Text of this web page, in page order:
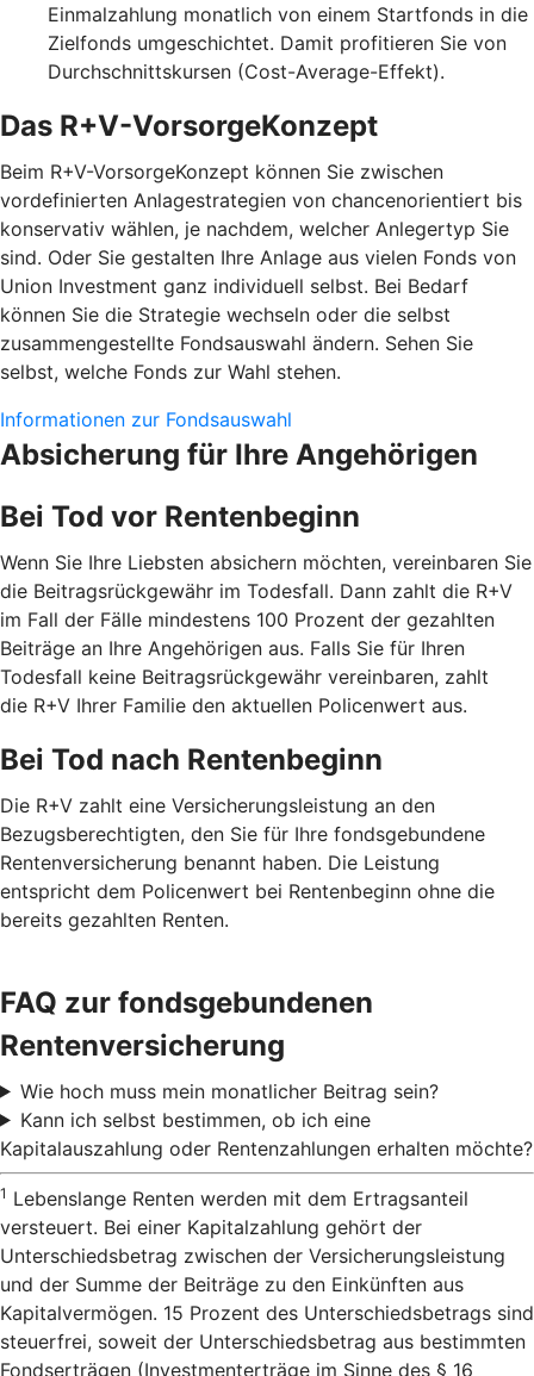
Einmalzahlung monatlich von einem Startfonds in die
Zielfonds umgeschichtet. Damit profitieren Sie von
Durchschnittskursen (Cost-Average-Effekt).
Das R+V-VorsorgeKonzept
Beim R+V-VorsorgeKonzept können Sie zwischen
vordefinierten Anlagestrategien von chancenorientiert bis
konservativ wählen, je nachdem, welcher Anlegertyp Sie
sind. Oder Sie gestalten Ihre Anlage aus vielen Fonds von
Union Investment ganz individuell selbst. Bei Bedarf
können Sie die Strategie wechseln oder die selbst
zusammengestellte Fondsauswahl ändern. Sehen Sie
selbst, welche Fonds zur Wahl stehen.
Informationen zur Fondsauswahl
Absicherung für Ihre Angehörigen
Bei Tod vor Rentenbeginn
Wenn Sie Ihre Liebsten absichern möchten, vereinbaren Sie
die Beitragsrückgewähr im Todesfall. Dann zahlt die R+V
im Fall der Fälle mindestens 100 Prozent der gezahlten
Beiträge an Ihre Angehörigen aus. Falls Sie für Ihren
Todesfall keine Beitragsrückgewähr vereinbaren, zahlt
die R+V Ihrer Familie den aktuellen Policenwert aus.
Bei Tod nach Rentenbeginn
Die R+V zahlt eine Versicherungsleistung an den
Bezugsberechtigten, den Sie für Ihre fondsgebundene
Rentenversicherung benannt haben. Die Leistung
entspricht dem Policenwert bei Rentenbeginn ohne die
bereits gezahlten Renten.
FAQ zur fondsgebundenen
Rentenversicherung
Wie hoch muss mein monatlicher Beitrag sein?
Kann ich selbst bestimmen, ob ich eine
Kapitalauszahlung oder Rentenzahlungen erhalten möchte?
1 Lebenslange Renten werden mit dem Ertragsanteil
versteuert. Bei einer Kapitalzahlung gehört der
Unterschiedsbetrag zwischen der Versicherungsleistung
und der Summe der Beiträge zu den Einkünften aus
Kapitalvermögen. 15 Prozent des Unterschiedsbetrags sind
steuerfrei, soweit der Unterschiedsbetrag aus bestimmten
Fondserträgen (Investmenterträge im Sinne des § 16